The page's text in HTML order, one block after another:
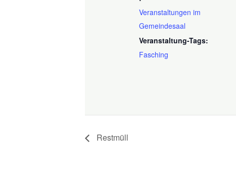
Veranstaltungen im
Gemeindesaal
Veranstaltung-Tags:
Fasching
Restmüll